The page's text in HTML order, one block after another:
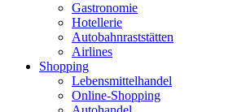
Gastronomie
Hotellerie
Autobahnraststätten
Airlines
Shopping
Lebensmittelhandel
Online-Shopping